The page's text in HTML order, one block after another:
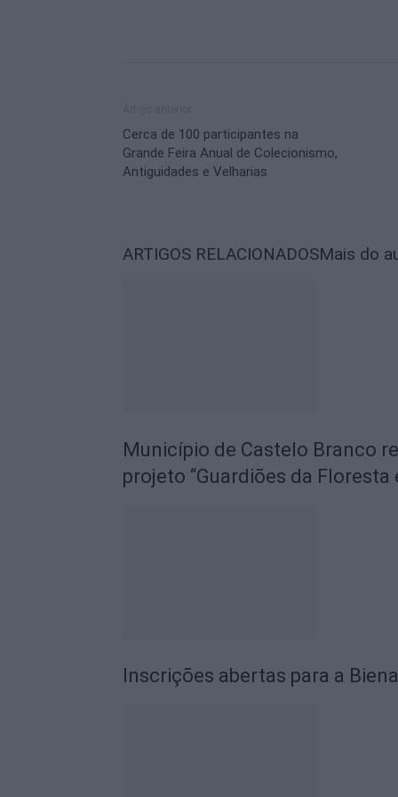
Cerca de 100 participantes na
Grande Feira Anual de Colecionismo,
Antiguidades e Velharias
ARTIGOS RELACIONADOSMais do
Município de Castelo Branco
projeto “Guardiões da Floresta
Inscrições abertas para a